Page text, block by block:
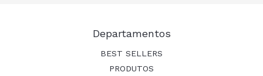
Departamentos
BEST SELLERS
PRODUTOS